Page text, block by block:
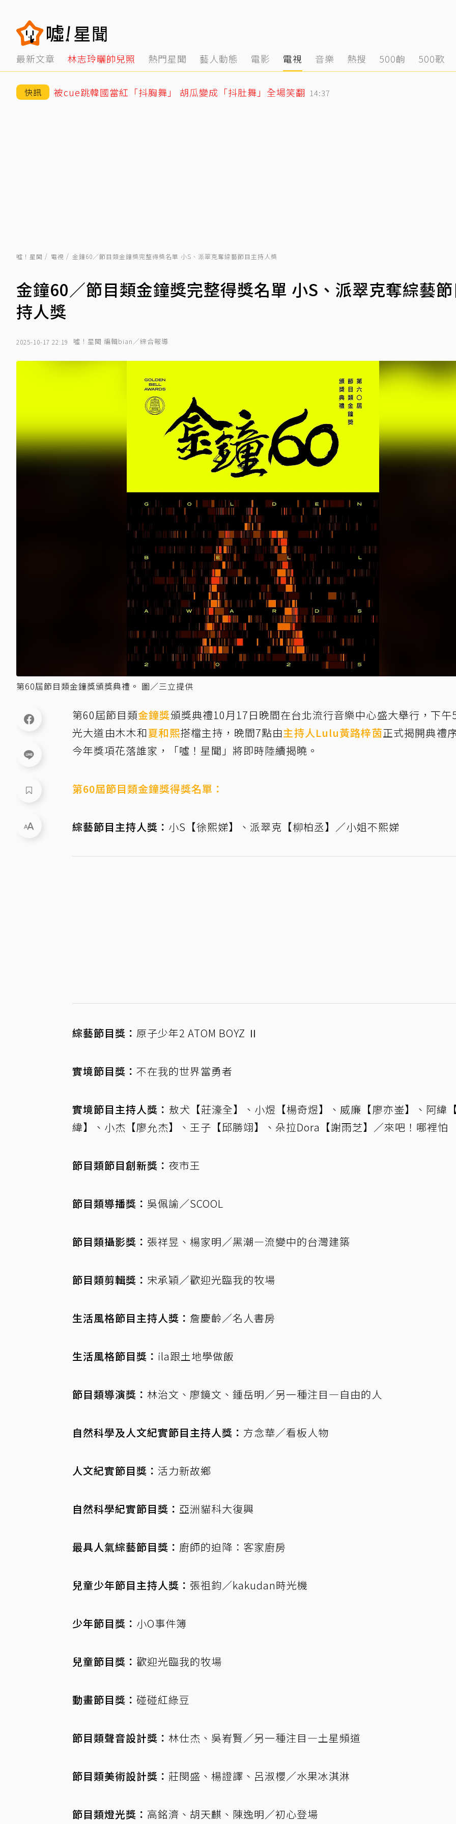
最新文章 林志玲曬帥兒照 熱門星聞 藝人動態 電影 電視 音樂 熱搜 500齣 500歌
快訊 被cue跳韓國當紅「抖胸舞」 胡瓜變成「抖肚舞」全場笑翻 14:37
噓！星聞 電視 金鐘60／節目類金鐘獎完整得獎名單 小S、派翠克奪綜藝節目主持人獎
金鐘60／節目類金鐘獎完整得獎名單 小S、派翠克奪綜藝
持人獎
2025-10-17 22:19 噓！星聞 編輯bian／綜合報導
第60屆節目類金鐘獎頒獎典禮。 圖／三立提供
第60屆節目類金鐘獎頒獎典禮10月17日晚間在台北流行音樂中心盛大舉行，下午
光大道由木木和夏和熙搭檔主持，晚間7點由主持人Lulu黃路梓茵正式揭開典禮
今年獎項花落誰家，「噓！星聞」將即時陸續揭曉。
第60屆節目類金鐘獎得獎名單：
綜藝節目主持人獎： 小S【徐熙娣】、派翠克【柳柏丞】／小姐不熙娣
綜藝節目獎： 原子少年2 ATOM BOYZ Ⅱ
實境節目獎： 不在我的世界當勇者
實境節目主持人獎： 敖犬【莊濠全】、小煜【楊奇煜】、威廉【廖亦崟】、阿緯
緯】、小杰【廖允杰】、王子【邱勝翊】、朵拉Dora【謝雨芝】／來吧！哪裡怕
節目類節目創新獎： 夜市王
節目類導播獎： 吳佩諭／SCOOL
節目類攝影獎： 張祥昱、楊家明／黑潮—流變中的台灣建築
節目類剪輯獎： 宋承穎／歡迎光臨我的牧場
生活風格節目主持人獎： 詹慶齡／名人書房
生活風格節目獎： ila跟土地學做飯
節目類導演獎： 林治文、廖鏡文、鍾岳明／另一種注目—自由的人
自然科學及人文紀實節目主持人獎： 方念華／看板人物
人文紀實節目獎： 活力新故鄉
自然科學紀實節目獎： 亞洲貓科大復興
最具人氣綜藝節目獎： 廚師的迫降：客家廚房
兒童少年節目主持人獎： 張祖鈞／kakudan時光機
少年節目獎： 小O事件簿
兒童節目獎： 歡迎光臨我的牧場
動畫節目獎： 碰碰紅綠豆
節目類聲音設計獎： 林仕杰、吳峟賢／另一種注目—土星頻道
節目類美術設計獎： 莊閔盛、楊證譯、呂淑櫻／水果冰淇淋
節目類燈光獎： 高銘濟、胡天麒、陳逸明／初心登場